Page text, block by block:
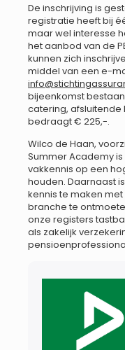
De inschrijving is
registratie heeft bij
maar wel interesse
het aanbod van de
kunnen zich
middel van een e-
bijeenkomst
catering,
bedraagt € 225,-.
Wilco de Haan,
Summer Academy
vakkennis op een
houden. Daarnaast
kennis te maken met
branche te
onze registers
als zakelijk